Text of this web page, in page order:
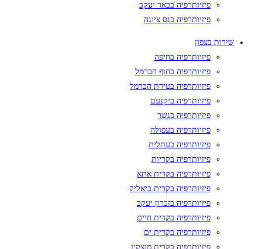
פיזיותרפיה בבאר יעקב
פיזיותרפיה בנס ציונה
שירות בצפון
פיזיותרפיה בחיפה
פיזיותרפיה בחוף הכרמל
פיזיותרפיה בטירת הכרמל
פיזיותרפיה ביקנעם
פיזיותרפיה בנשר
פיזיותרפיה בעפולה
פיזיותרפיה בעתלית
פיזיותרפיה בקריות
פיזיותרפיה בקרית אתא
פיזיותרפיה בקרית ביאליק
פיזיותרפיה בזכרון יעקב
פיזיותרפיה בקרית חיים
פיזיותרפיה בקרית ים
פיזיותרפיה בקרית מוצקין